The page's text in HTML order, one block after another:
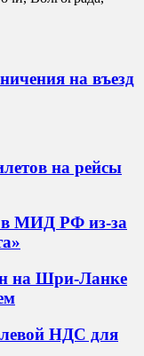
на въезд
на рейсы
МИД РФ из-за
на Шри-Ланке
НДС для